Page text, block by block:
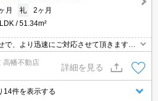
月 礼
2ヶ月
51.34m²
で、より迅速にご対応させて頂きます～
まで～
高幡不動店
詳細を見る
14件を表示する